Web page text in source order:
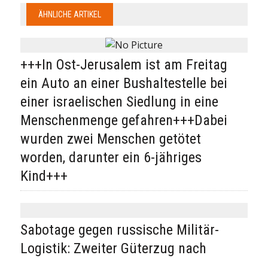
ÄHNLICHE ARTIKEL
+++In Ost-Jerusalem ist am Freitag
ein Auto an einer Bushaltestelle bei
einer israelischen Siedlung in eine
Menschenmenge gefahren+++Dabei
wurden zwei Menschen getötet
worden, darunter ein 6-jähriges
Kind+++
Sabotage gegen russische Militär-
Logistik: Zweiter Güterzug nach